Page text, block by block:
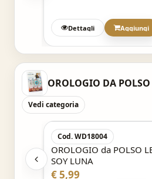
Dettagli Aggiungi
OROLOGIO DA POLSO
Vedi categoria
-
Cod. WD18004
OROLOGIO da POLSO
SOY LUNA
€ 5,99